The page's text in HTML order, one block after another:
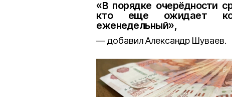
«В порядке очерёдности
кто еще ожидает
еженедельный»,
добавил Александр Шуваев.